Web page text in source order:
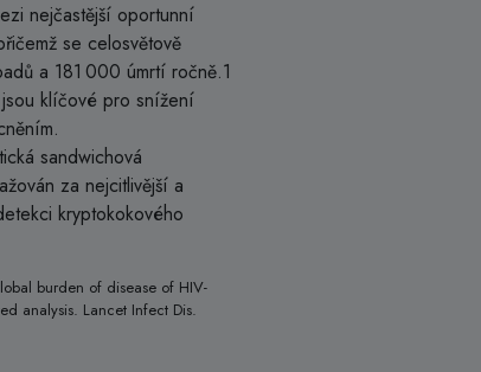
nejčastější oportunní
se celosvětově
a 181 000 úmrtí ročně.1
klíčové pro snížení
sandwichová
za nejcitlivější a
kryptokokového
burden of disease of HIV-
analysis. Lancet Infect Dis.